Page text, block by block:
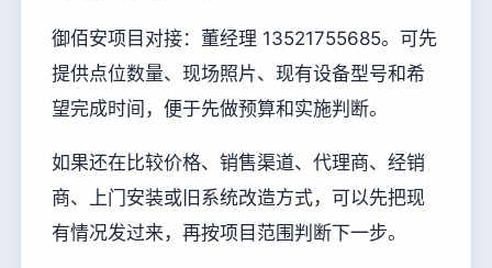
御佰安项目对接：董经理 13521755685。可先
提供点位数量、现场照片、现有设备型号和希
望完成时间，便于先做预算和实施判断。
如果还在比较价格、销售渠道、代理商、经销
商、上门安装或旧系统改造方式，可以先把现
有情况发过来，再按项目范围判断下一步。